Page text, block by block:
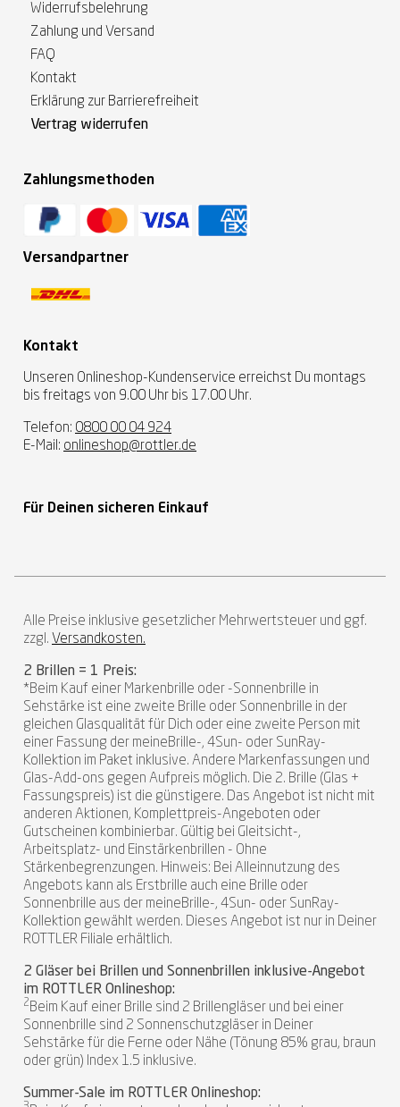
Widerrufsbelehrung
Zahlung und Versand
FAQ
Kontakt
Erklärung zur Barrierefreiheit
Vertrag widerrufen
Zahlungsmethoden
Versandpartner
Kontakt
Unseren Onlineshop-Kundenservice erreichst Du montags
bis freitags von 9.00 Uhr bis 17.00 Uhr.
Telefon: 0800 00 04 924
E-Mail: onlineshop@rottler.de
Für Deinen sicheren Einkauf
Alle Preise inklusive gesetzlicher Mehrwertsteuer und ggf.
zzgl. Versandkosten.
2 Brillen = 1 Preis:
*Beim Kauf einer Markenbrille oder -Sonnenbrille in
Sehstärke ist eine zweite Brille oder Sonnenbrille in der
gleichen Glasqualität für Dich oder eine zweite Person mit
einer Fassung der meineBrille-, 4Sun- oder SunRay-
Kollektion im Paket inklusive. Andere Markenfassungen und
Glas-Add-ons gegen Aufpreis möglich. Die 2. Brille (Glas +
Fassungspreis) ist die günstigere. Das Angebot ist nicht mit
anderen Aktionen, Komplettpreis-Angeboten oder
Gutscheinen kombinierbar. Gültig bei Gleitsicht-,
Arbeitsplatz- und Einstärkenbrillen - Ohne
Stärkenbegrenzungen. Hinweis: Bei Alleinnutzung des
Angebots kann als Erstbrille auch eine Brille oder
Sonnenbrille aus der meineBrille-, 4Sun- oder SunRay-
Kollektion gewählt werden. Dieses Angebot ist nur in Deiner
ROTTLER Filiale erhältlich.
2 Gläser bei Brillen und Sonnenbrillen inklusive-Angebot
im ROTTLER Onlineshop:
2 Beim Kauf einer Brille sind 2 Brillengläser und bei einer
Sonnenbrille sind 2 Sonnenschutzgläser in Deiner
Sehstärke für die Ferne oder Nähe (Tönung 85% grau, braun
oder grün) Index 1.5 inklusive.
Summer-Sale im ROTTLER Onlineshop: